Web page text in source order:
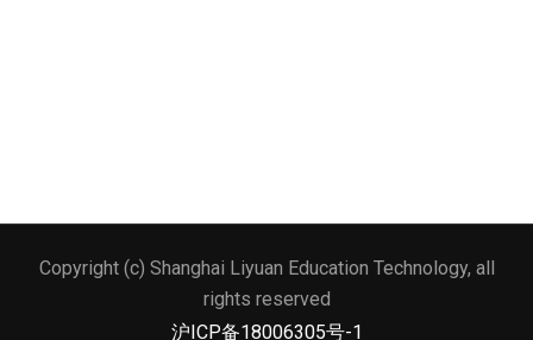
文本标题
Copyright (c) Shanghai Liyuan Education Technology, all
rights reserved
沪ICP备18006305号-1